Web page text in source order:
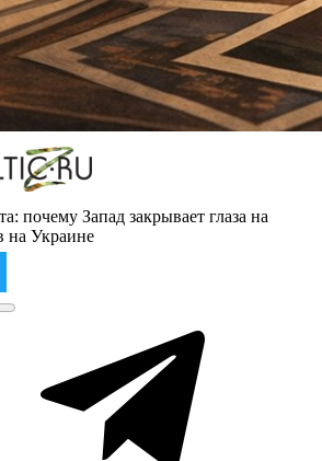
почему Запад закрывает глаза на
на Украине